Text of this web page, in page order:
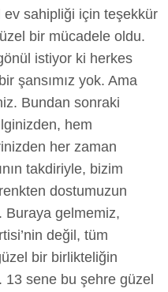
sahipliği için teşekkür
bir mücadele oldu.
istiyor ki herkes
şansımız yok. Ama
Bundan sonraki
hem
her zaman
takdiriyle, bizim
dostumuzun
Buraya gelmemiz,
değil, tüm
bir birlikteliğin
sene bu şehre güzel